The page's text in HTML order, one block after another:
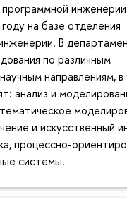
на базе отделения
В
по различным
направлениям, в
анализ и
и искусственный
процессно-
системы.